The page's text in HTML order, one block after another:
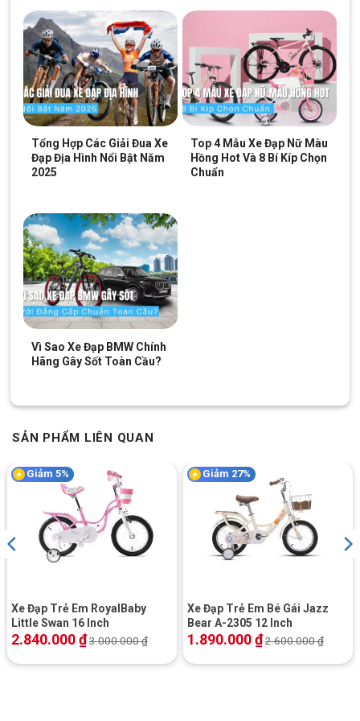
Hệ thống phanh nổi bật mang lại trải nghiệm an toàn
Nhờ vào hệ thống phanh này, các bậc phụ huynh có thể hoàn
toàn yên tâm khi bé điều khiển xe, đặc biệt là trong môi trường
đông đúc hoặc khi bé mới bắt đầu học đi xe.
Bộ lốp ổn định có sẵn bộ bánh phụ
Một điểm nổi bật của Max Bike Zira 1 16 Inch là bộ lốp xe có
kích thước lớn 16×2.40. Mẫuxe đạp trẻ em 16 inch
hành ổn định và bám đường tốt hơn. Điều này cực kỳ quan
trọng đối với các bé, vì khi mới tập đi xe, bé cần có cảm giác
Tổng Hợp Các Giải Đua Xe
Đạp Địa Hình Nổi Bật Năm
2025
Top 4 Mẫu Xe Đạp Nữ Màu
Hồng Hot Và 8 Bí Kíp Chọn
Chuẩn
Vì Sao Xe Đạp BMW Chính
Hãng Gây Sốt Toàn Cầu?
SẢN PHẨM LIÊN QUAN
Giảm 5%
Xe Đạp Trẻ Em RoyalBaby
Little Swan 16 Inch
2.840.000₫3.000.000₫
Giảm 27%
Xe Đạp Trẻ Em Bé Gái Jazz
Bear A-2305 12 Inch
1.890.000₫2.600.000₫